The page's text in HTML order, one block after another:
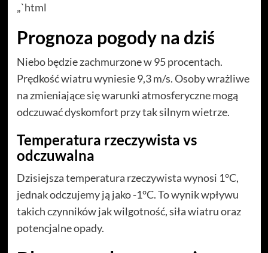
„`html
Prognoza pogody na dziś
Niebo będzie zachmurzone w 95 procentach.
Prędkość wiatru wyniesie 9,3 m/s. Osoby wrażliwe
na zmieniające się warunki atmosferyczne mogą
odczuwać dyskomfort przy tak silnym wietrze.
Temperatura rzeczywista vs
odczuwalna
Dzisiejsza temperatura rzeczywista wynosi 1°C,
jednak odczujemy ją jako -1°C. To wynik wpływu
takich czynników jak wilgotność, siła wiatru oraz
potencjalne opady.